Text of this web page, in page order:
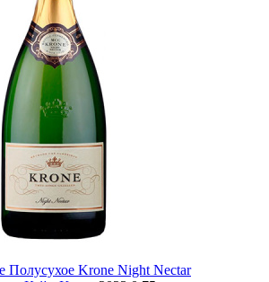
Полусухое Krone Night Nectar